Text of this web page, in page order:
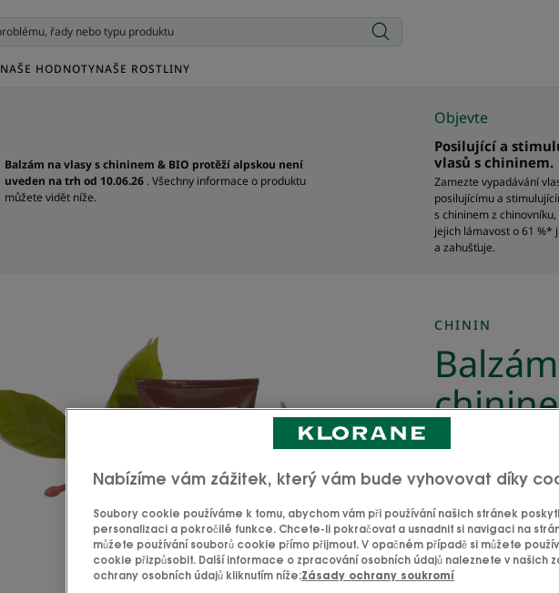
NAŠE HODNOTYNAŠE ROSTLINY
Balzám na vlasy s chininem & BIO protěží alpskou není
uveden na trh od 10.06.26 . Všechny informace o produktu
můžete vidět níže.
Objevte
Posilující a
vlasů s chininem.
Zamezte vypadávání
posilujícímu a
s chininem z
jejich lámavost o 61 %*
a zahušťuje.
CHININ
alpskou
Stálá nabídka
Obnovuje -
1
Okamžitá péče o
Nabízíme vám zážitek, který vám bude vyhovovat díky
Soubory cookie používáme k tomu, abychom vám při používání našich stránek
personalizaci a pokročilé funkce. Chcete-li pokračovat a usnadnit si navigaci na
můžete používání souborů cookie přímo přijmout. V opačném případě si můžete
cookie přizpůsobit. Další informace o zpracování osobních údajů naleznete v našich
ochrany osobních údajů kliknutím níže:Zásady ochrany soukromí